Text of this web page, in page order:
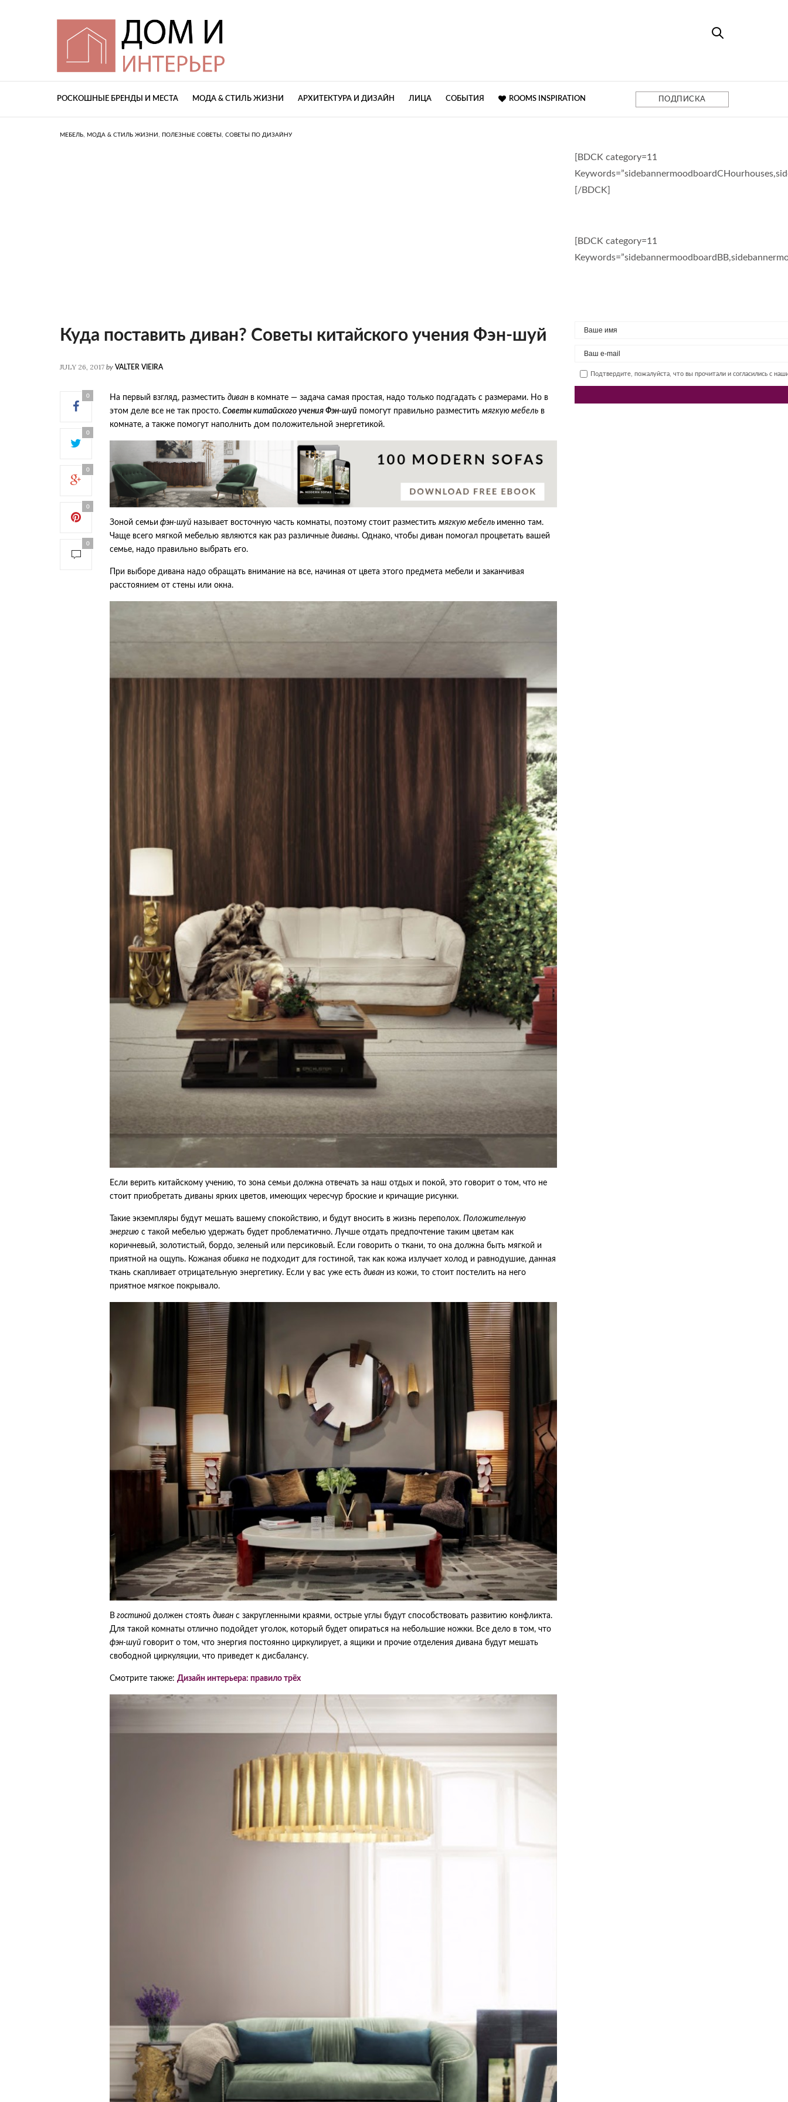
РОСКОШНЫЕ БРЕНДЫ И МЕСТА МОДА & СТИЛЬ ЖИЗНИ АРХИТЕКТУРА И ДИЗАЙН ЛИЦА СОБЫТИЯ ROOMS INSPIRATION ПОДПИСКА
МЕБЕЛЬ, МОДА & СТИЛЬ ЖИЗНИ , ПОЛЕЗНЫЕ СОВЕТЫ , СОВЕТЫ ПО ДИЗАЙНУ
Куда поставить диван? Советы китайского учения Фэн-шуй
JULY 26, 2017 by VALTER VIEIRA
0
0
0
0
0
На первый взгляд, разместить диван в комнате — задача самая простая, надо только подгадать с размерами. Но в
этом деле все не так просто. Советы китайского учения Фэн-шуй помогут правильно разместить мягкую мебель в
комнате, а также помогут наполнить дом положительной энергетикой.
Зоной семьи фэн-шуй называет восточную часть комнаты, поэтому стоит разместить мягкую мебель именно там.
Чаще всего мягкой мебелью являются как раз различные диваны. Однако, чтобы диван помогал процветать вашей
семье, надо правильно выбрать его.
При выборе дивана надо обращать внимание на все, начиная от цвета этого предмета мебели и заканчивая
расстоянием от стены или окна.
Если верить китайскому учению, то зона семьи должна отвечать за наш отдых и покой, это говорит о том, что не
стоит приобретать диваны ярких цветов, имеющих чересчур броские и кричащие рисунки.
Такие экземпляры будут мешать вашему спокойствию, и будут вносить в жизнь переполох. Положительную
энергию с такой мебелью удержать будет проблематично. Лучше отдать предпочтение таким цветам как
коричневый, золотистый, бордо, зеленый или персиковый. Если говорить о ткани, то она должна быть мягкой и
приятной на ощупь. Кожаная обивка не подходит для гостиной, так как кожа излучает холод и равнодушие, данная
ткань скапливает отрицательную энергетику. Если у вас уже есть диван из кожи, то стоит постелить на него
приятное мягкое покрывало.
В гостиной должен стоять диван с закругленными краями, острые углы будут способствовать развитию конфликта.
Для такой комнаты отлично подойдет уголок, который будет опираться на небольшие ножки. Все дело в том, что
фэн-шуй говорит о том, что энергия постоянно циркулирует, а ящики и прочие отделения дивана будут мешать
свободной циркуляции, что приведет к дисбалансу.
Смотрите также: Дизайн интерьера: правило трёх
[BDCK category=11
[/BDCK]
[BDCK category=11
Подтвердите, пожалуйста, что вы прочитали и согласились с